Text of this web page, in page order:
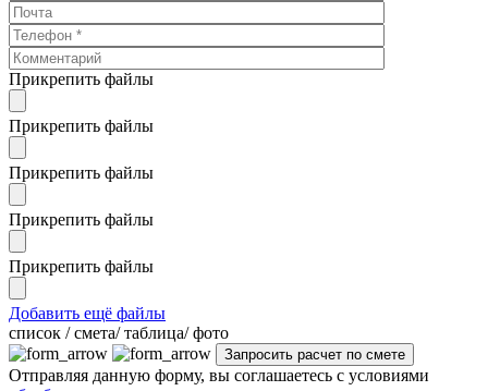
Прикрепить файлы
Прикрепить файлы
Прикрепить файлы
Прикрепить файлы
Прикрепить файлы
Добавить ещё файлы
cписок / смета/ таблица/ фото
Отправляя данную форму, вы соглашаетесь с условиями